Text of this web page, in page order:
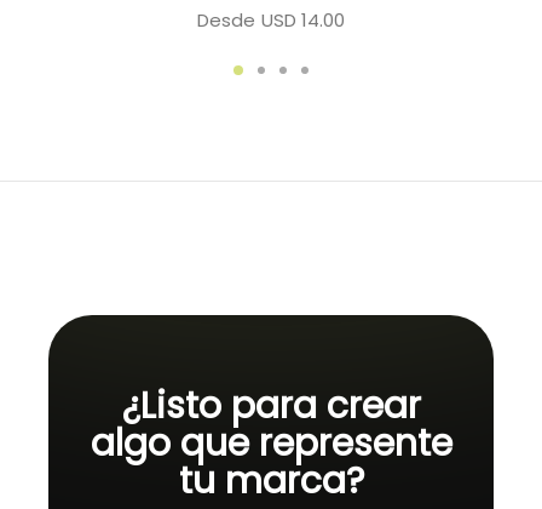
Desde USD 14.00
¿Listo para crear
algo que represente
tu marca?